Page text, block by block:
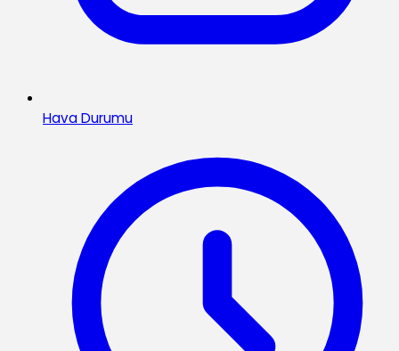
Hava Durumu